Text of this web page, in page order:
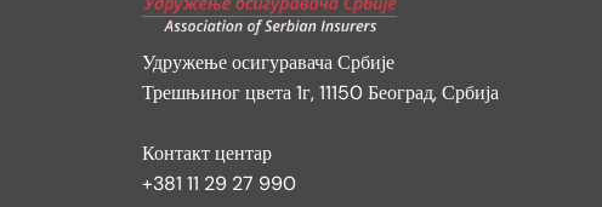
Удружење осигуравача Србије
Трешњиног цвета 1г, 11150 Београд, Србија
Контакт центар
+381 11 29 27 990